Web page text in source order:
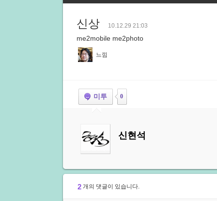
신상 10.12.29 21:03
me2mobile me2photo
느낌
미투 0
신현석
2 개의 댓글이 있습니다.